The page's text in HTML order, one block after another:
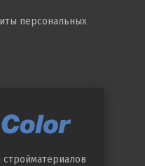
персональных